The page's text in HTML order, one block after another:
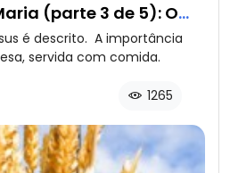
(parte 3 de 5): Os
é descrito. A importância
servida com comida.
1265